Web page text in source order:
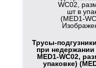
Трусы-
при
MED1-WC02,
упаковке)